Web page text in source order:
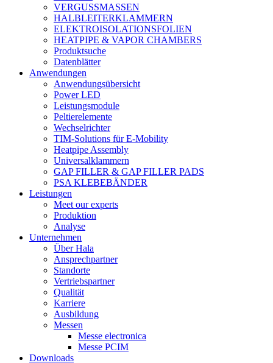
VERGUSSMASSEN
HALBLEITERKLAMMERN
ELEKTROISOLATIONSFOLIEN
HEATPIPE & VAPOR CHAMBERS
Produktsuche
Datenblätter
Anwendungen
Anwendungsübersicht
Power LED
Leistungsmodule
Peltierelemente
Wechselrichter
TIM-Solutions für E-Mobility
Heatpipe Assembly
Universalklammern
GAP FILLER & GAP FILLER PADS
PSA KLEBEBÄNDER
Leistungen
Meet our experts
Produktion
Analyse
Unternehmen
Über Hala
Ansprechpartner
Standorte
Vertriebspartner
Qualität
Karriere
Ausbildung
Messen
Messe electronica
Messe PCIM
Downloads